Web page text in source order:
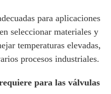
para aplicaciones
seleccionar materiales y
temperaturas elevadas,
procesos industriales.
para las válvulas